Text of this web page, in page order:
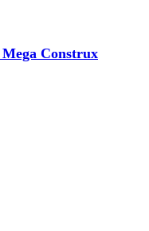
Construx